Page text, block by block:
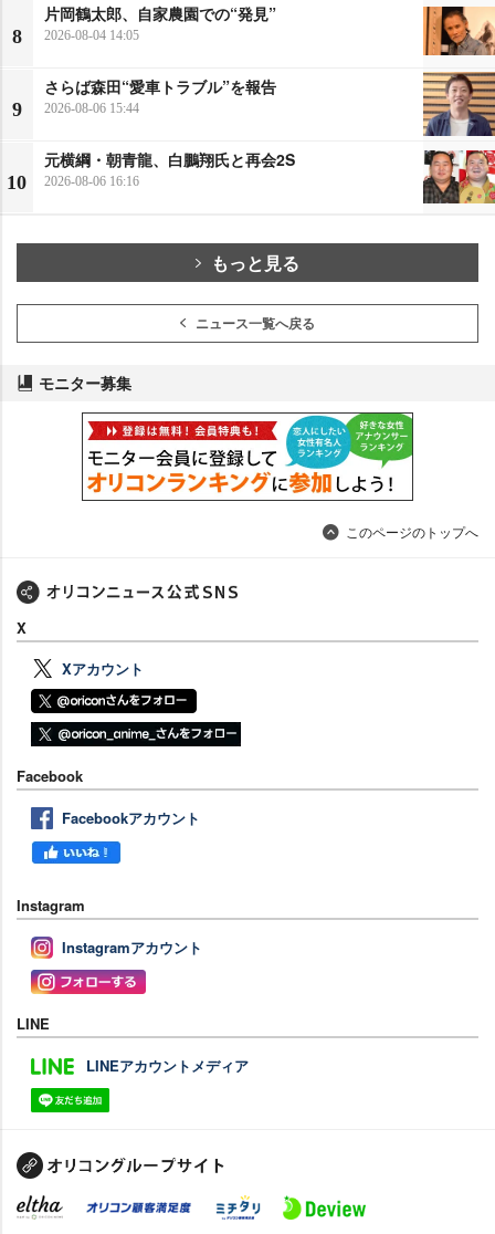
8
片岡鶴太郎、自家農園での“発見”
2026-08-04 14:05
9
さらば森田“愛車トラブル”を報告
2026-08-06 15:44
10
元横綱・朝青龍、白鵬翔氏と再会2S
2026-08-06 16:16
もっと見る
ニュース一覧へ戻る
モニター募集
このページのトップへ
X
Xアカウント
Facebook
Facebookアカウント
Instagram
Instagramアカウント
LINE
LINEアカウントメディア